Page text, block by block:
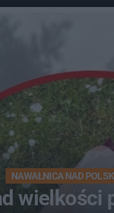
NAWAŁNICA NAD
wielkości